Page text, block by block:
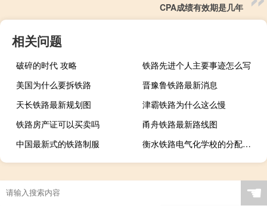
CPA成绩有效期是几年
相关问题
破碎的时代 攻略
铁路先进个人主要事迹怎么写
美国为什么要拆铁路
晋豫鲁铁路最新消息
天长铁路最新规划图
津霸铁路为什么这么慢
铁路房产证可以买卖吗
甬舟铁路最新路线图
中国最新式的铁路制服
衡水铁路电气化学校的分配怎么样
☚